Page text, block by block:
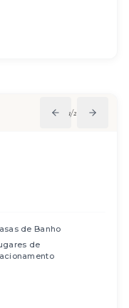
1/22
de Banho
de